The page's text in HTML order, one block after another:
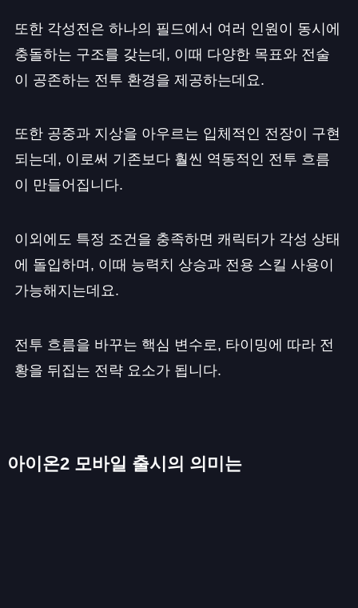
또한 각성전은 하나의 필드에서 여러 인원이 동시에
충돌하는 구조를 갖는데, 이때 다양한 목표와 전술
이 공존하는 전투 환경을 제공하는데요.
또한 공중과 지상을 아우르는 입체적인 전장이 구현
되는데, 이로써 기존보다 훨씬 역동적인 전투 흐름
이 만들어집니다.
이외에도 특정 조건을 충족하면 캐릭터가 각성 상태
에 돌입하며, 이때 능력치 상승과 전용 스킬 사용이
가능해지는데요.
전투 흐름을 바꾸는 핵심 변수로, 타이밍에 따라 전
황을 뒤집는 전략 요소가 됩니다.
아이온2 모바일 출시의 의미는